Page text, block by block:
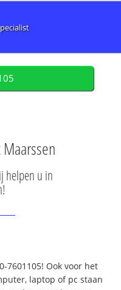
helpen u in
7601105! Ook voor het
laptop of pc staan